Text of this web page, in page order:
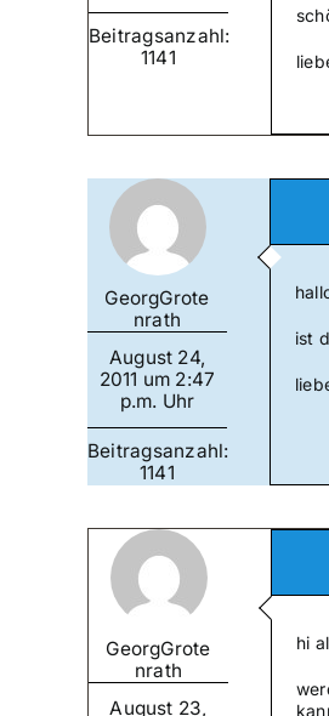
Beitragsanzahl:
1141
GeorgGrote
nrath
August 24,
2011 um 2:47
p.m. Uhr
Beitragsanzahl:
1141
ist
GeorgGrote
nrath
August 23,
hi